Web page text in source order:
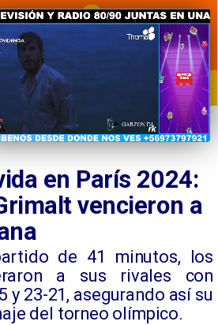
DEPORTES
en París 2024:
vencieron a
de 41 minutos, los
a sus rivales con
y 23-21, asegurando así su
del torneo olímpico.